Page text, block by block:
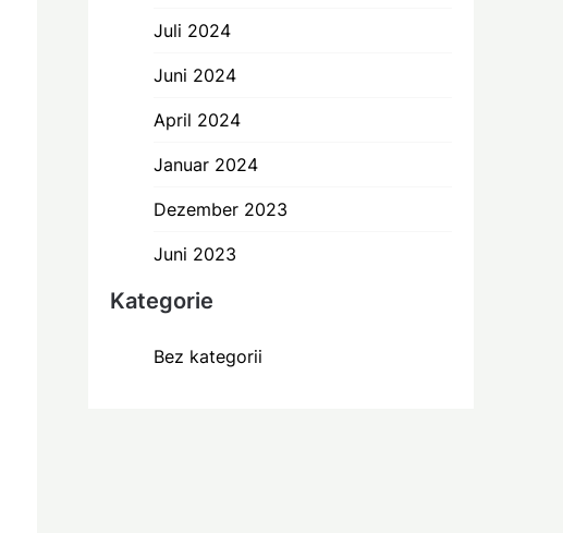
Juli 2024
Juni 2024
April 2024
Januar 2024
Dezember 2023
Juni 2023
Kategorie
Bez kategorii